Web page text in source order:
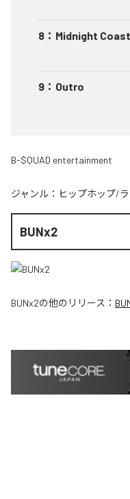
8 ： Midnight
9 ： Outro
B-$QUAD entertainment
ジャンル： ヒップホップ/
BUNx2
BUNx2の他のリリース：